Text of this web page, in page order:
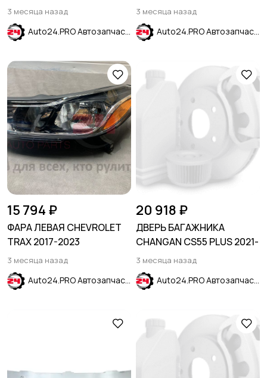
ЛЕВАЯ VOLKSWAGEN POLO
2010- SDN
3 месяца назад
Auto24.PRO Автозапчасти
VOLKSWAGEN JETTA VII
2018-
3 месяца назад
Auto24.PRO Автозапчасти
15 794 ₽
ФАРА ЛЕВАЯ CHEVROLET
TRAX 2017-2023
3 месяца назад
Auto24.PRO Автозапчасти
20 918 ₽
ДВЕРЬ БАГАЖНИКА
CHANGAN CS55 PLUS 2021-
3 месяца назад
Auto24.PRO Автозапчасти